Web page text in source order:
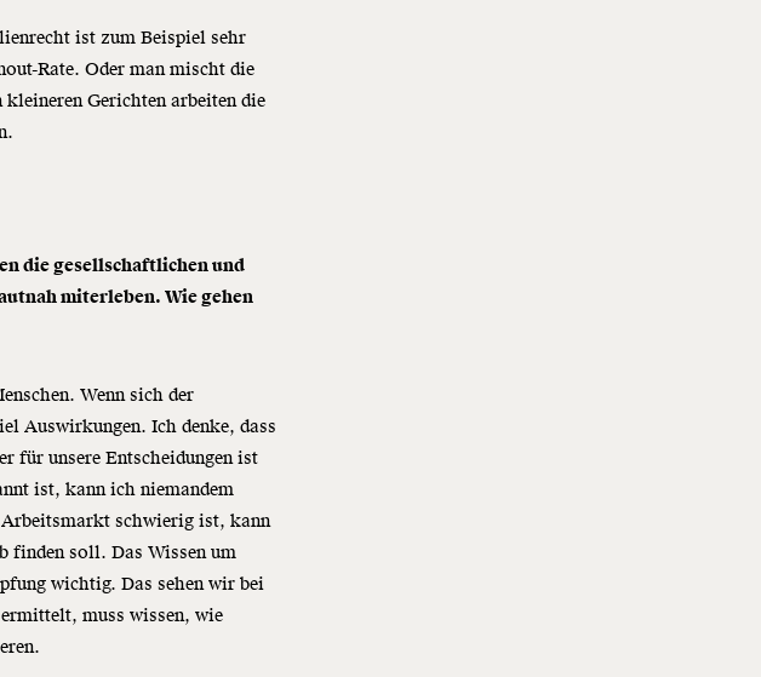
ist zum Beispiel sehr
Rate. Oder man mischt die
Gerichten arbeiten die
die gesellschaftlichen und
miterleben. Wie gehen
Wenn sich der
Auswirkungen. Ich denke, dass
für unsere Entscheidungen ist
ist, kann ich niemandem
schwierig ist, kann
finden soll. Das Wissen um
wichtig. Das sehen wir bei
muss wissen, wie